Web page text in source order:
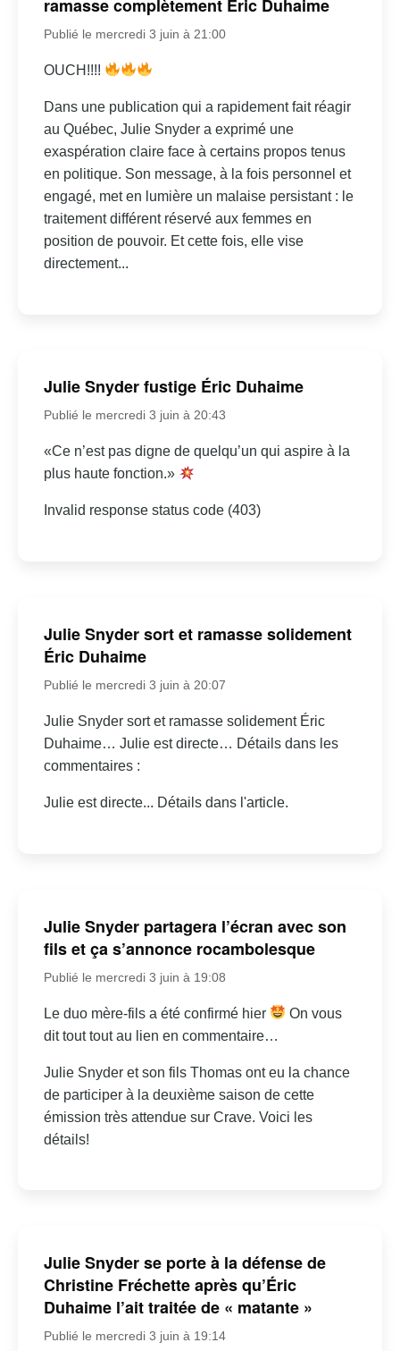
ramasse complètement Éric Duhaime
Publié le mercredi 3 juin à 21:00
OUCH!!!!
Dans une publication qui a rapidement fait réagir
au Québec, Julie Snyder a exprimé une
exaspération claire face à certains propos tenus
en politique. Son message, à la fois personnel et
engagé, met en lumière un malaise persistant : le
traitement différent réservé aux femmes en
position de pouvoir. Et cette fois, elle vise
directement...
Julie Snyder fustige Éric Duhaime
Publié le mercredi 3 juin à 20:43
«Ce n’est pas digne de quelqu’un qui aspire à la
plus haute fonction.»
Invalid response status code (403)
Julie Snyder sort et ramasse solidement
Éric Duhaime
Publié le mercredi 3 juin à 20:07
Julie Snyder sort et ramasse solidement Éric
Duhaime… Julie est directe… Détails dans les
commentaires :
Julie est directe... Détails dans l'article.
Julie Snyder partagera l’écran avec son
fils et ça s’annonce rocambolesque
Publié le mercredi 3 juin à 19:08
Le duo mère-fils a été confirmé hier
On vous
dit tout tout au lien en commentaire…
Julie Snyder et son fils Thomas ont eu la chance
de participer à la deuxième saison de cette
émission très attendue sur Crave. Voici les
détails!
Julie Snyder se porte à la défense de
Christine Fréchette après qu’Éric
Duhaime l’ait traitée de « matante »
Publié le mercredi 3 juin à 19:14